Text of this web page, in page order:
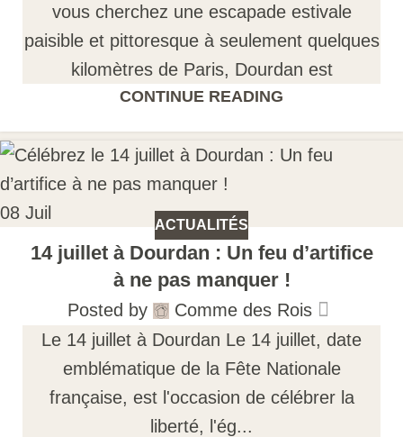
vous cherchez une escapade estivale
paisible et pittoresque à seulement quelques
kilomètres de Paris, Dourdan est
CONTINUE READING
08 Juil
ACTUALITÉS
14 juillet à Dourdan : Un feu d’artifice
à ne pas manquer !
Posted by
Comme des Rois
Le 14 juillet à Dourdan Le 14 juillet, date
emblématique de la Fête Nationale
française, est l'occasion de célébrer la
liberté, l'ég...